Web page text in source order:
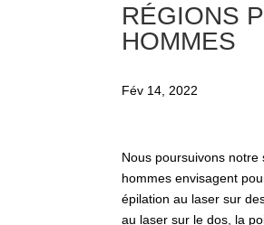
RÉGIONS
HOMMES
Fév 14, 2022
Nous poursuivons notre
hommes envisagent
épilation au laser sur
au laser sur le dos, la